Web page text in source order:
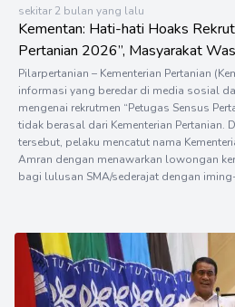
sekitar 2 bulan yang lalu
Kementan: Hati-hati Hoaks
Pertanian 2026”, Masyarakat
Pilarpertanian – Kementerian Pertanian
informasi yang beredar di media sosial
mengenai rekrutmen “Petugas Sensus
tidak berasal dari Kementerian Pertanian.
tersebut, pelaku mencatut nama
Amran dengan menawarkan lowongan
bagi lulusan SMA/sederajat dengan